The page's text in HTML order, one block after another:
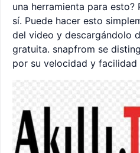
una herramienta para esto?
sí. Puede hacer esto
del video y descargándolo
gratuita. snapfrom se
por su velocidad y facilidad